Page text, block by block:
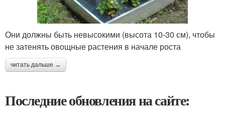
Они должны быть невысокими (высота 10-30 см), чтобы
не затенять овощные растения в начале роста
читать дальше →
Последние обновления на сайте: